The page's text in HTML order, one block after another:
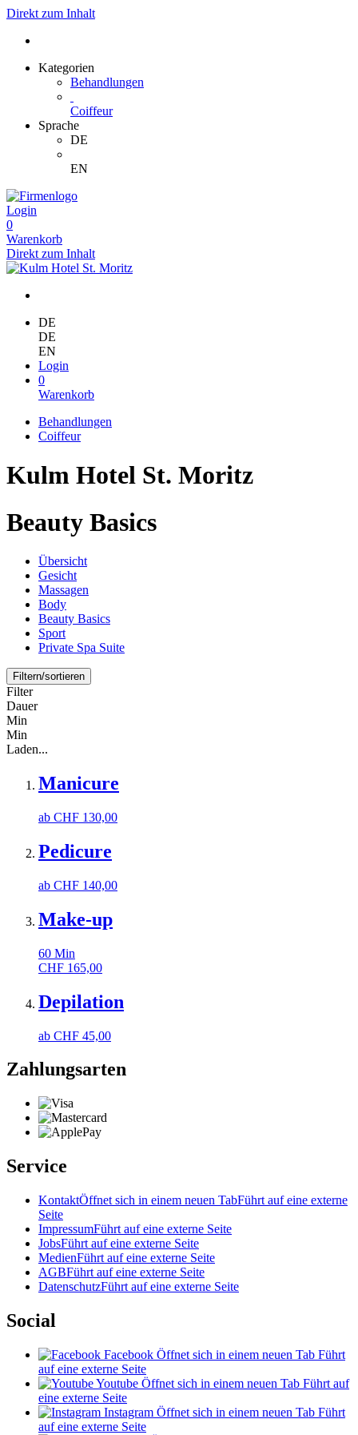
Direkt zum Inhalt
Kategorien
Behandlungen
Coiffeur
Sprache
DE
EN
Login
0
Warenkorb
Direkt zum Inhalt
DE
DE
EN
Login
0
Warenkorb
Behandlungen
Coiffeur
Kulm Hotel St. Moritz
Beauty Basics
Übersicht
Gesicht
Massagen
Body
Beauty Basics
Sport
Private Spa Suite
Filtern/sortieren
Filter
Dauer
Min
Min
Laden...
Manicure
ab CHF 130,00
Pedicure
ab CHF 140,00
Make-up
60 Min
CHF 165,00
Depilation
ab CHF 45,00
Zahlungsarten
Service
KontaktÖffnet sich in einem neuen TabFührt auf eine externe
Seite
ImpressumFührt auf eine externe Seite
JobsFührt auf eine externe Seite
MedienFührt auf eine externe Seite
AGBFührt auf eine externe Seite
DatenschutzFührt auf eine externe Seite
Social
Facebook Öffnet sich in einem neuen Tab Führt
auf eine externe Seite
Youtube Öffnet sich in einem neuen Tab Führt auf
eine externe Seite
Instagram Öffnet sich in einem neuen Tab Führt
auf eine externe Seite